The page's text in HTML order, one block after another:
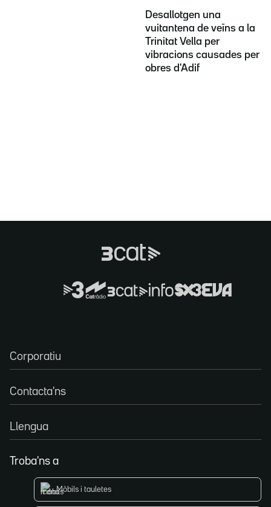
Desallotgen una
vuitantena de veïns a la
Trinitat Vella per
vibracions causades per
obres d'Adif
Corporatiu
Contacta'ns
Llengua
Troba'ns a
Mòbils i tauletes